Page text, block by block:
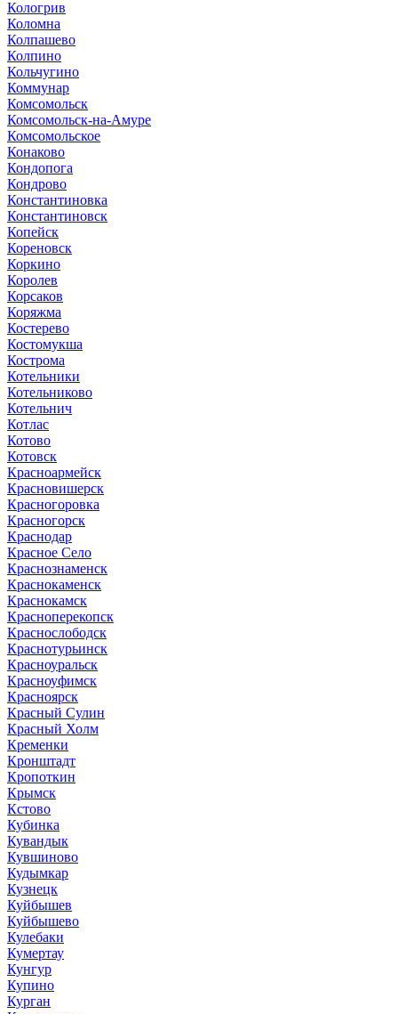
Кологрив
Коломна
Колпашево
Колпино
Кольчугино
Коммунар
Комсомольск
Комсомольск-на-Амуре
Комсомольское
Конаково
Кондопога
Кондрово
Константиновка
Константиновск
Копейск
Кореновск
Коркино
Королев
Корсаков
Коряжма
Костерево
Костомукша
Кострома
Котельники
Котельниково
Котельнич
Котлас
Котово
Котовск
Красноармейск
Красновишерск
Красногоровка
Красногорск
Краснодар
Красное Село
Краснознаменск
Краснокаменск
Краснокамск
Красноперекопск
Краснослободск
Краснотурьинск
Красноуральск
Красноуфимск
Красноярск
Красный Сулин
Красный Холм
Кременки
Кронштадт
Кропоткин
Крымск
Кстово
Кубинка
Кувандык
Кувшиново
Кудымкар
Кузнецк
Куйбышев
Куйбышево
Кулебаки
Кумертау
Кунгур
Купино
Курган